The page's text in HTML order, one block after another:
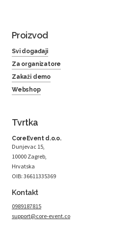
Proizvod
Svi događaji
Za organizatore
Zakaži demo
Webshop
Tvrtka
CoreEvent d.o.o.
Dunjevac 15,
10000 Zagreb,
Hrvatska
OIB: 36611335369
Kontakt
0989187815
support@core-event.co